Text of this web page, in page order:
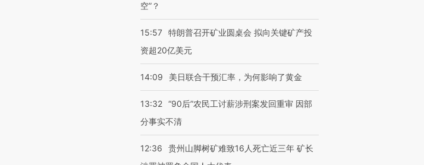
空”？
15:57 特朗普召开矿业圆桌会 拟向关键矿产投
资超20亿美元
14:09 美日联合干预汇率，为何影响了黄金
13:32 “90后”农民工讨薪涉刑案发回重审 因部
分事实不清
12:36
贵州山脚树矿难致16人死亡近三年 矿长